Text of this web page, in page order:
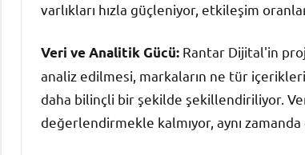
varlıkları hızla güçleniyor, etkileşim
Veri ve Analitik Gücü: Rantar Dijital'in
analiz edilmesi, markaların ne tür
daha bilinçli bir şekilde şekillendiriliyor.
değerlendirmekle kalmıyor, aynı